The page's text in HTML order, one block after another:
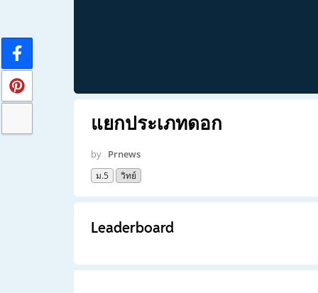
แยกประเภทดอก
by Prnews
ม.5 วิทย์
Leaderboard